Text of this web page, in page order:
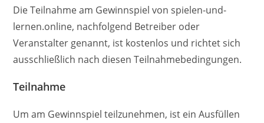
Die Teilnahme am Gewinnspiel von spielen-und-
lernen.online, nachfolgend Betreiber oder
Veranstalter genannt, ist kostenlos und richtet sich
ausschließlich nach diesen Teilnahmebedingungen.
Teilnahme
Um am Gewinnspiel teilzunehmen, ist ein Ausfüllen